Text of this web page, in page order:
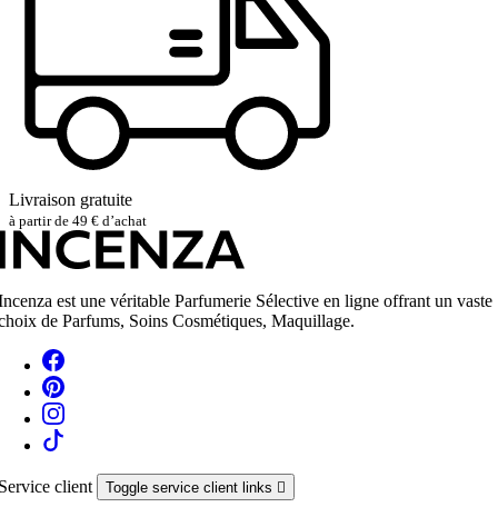
Livraison gratuite
à partir de 49 € d’achat
est une véritable Parfumerie Sélective en ligne offrant un vaste
de Parfums, Soins Cosmétiques, Maquillage.
client Toggle service client links 